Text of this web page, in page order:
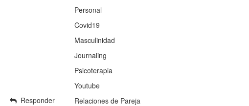
Responder
Personal
Covid19
Masculinidad
Journaling
Psicoterapia
Youtube
Relaciones de Pareja